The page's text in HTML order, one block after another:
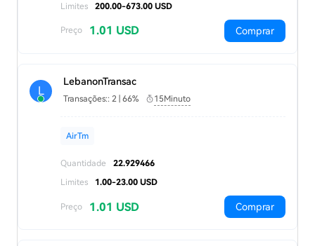
Limites
200.00-673.00 USD
Preço 1.01 USD Comprar
L
LebanonTransac
Transações:: 2 | 66% 15Minuto
AirTm
Quantidade
22.929466
Limites
1.00-23.00 USD
Preço 1.01 USD Comprar